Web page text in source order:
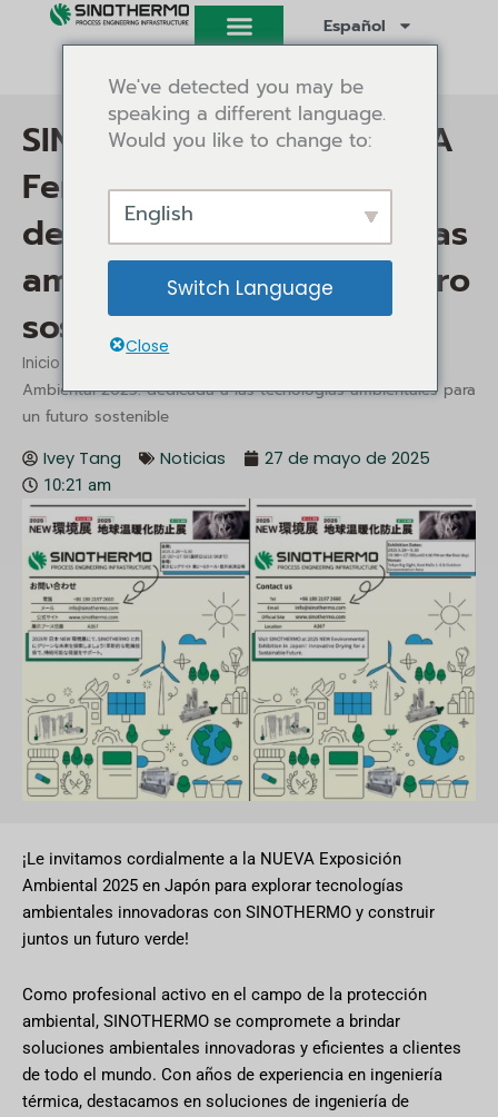
Español
SINOTHERMO en la NUEVA
Feria Ambiental 2025:
dedicada a las tecnologías
ambientales para un futuro
sostenible
Inicio
Ambiental 2025: dedicada a las tecnologías ambientales para
un futuro sostenible
Ivey Tang Noticias 27 de mayo de 2025
10:21 am
¡Le invitamos cordialmente a la NUEVA Exposición
Ambiental 2025 en Japón para explorar tecnologías
ambientales innovadoras con SINOTHERMO y construir
juntos un futuro verde!
Como profesional activo en el campo de la protección
ambiental, SINOTHERMO se compromete a brindar
soluciones ambientales innovadoras y eficientes a clientes
de todo el mundo. Con años de experiencia en ingeniería
térmica, destacamos en soluciones de ingeniería de
We've detected you may be
speaking a different language.
Would you like to change to:
English
Switch Language
Close